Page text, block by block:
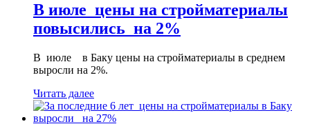
В июле цены на стройматериалы
повысились на 2%
B июле в Баку цены на стройматериалы в среднем
выросли на 2%.
Читать далее